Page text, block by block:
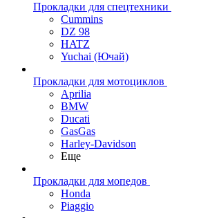
Прокладки для спецтехники
Cummins
DZ 98
HATZ
Yuchai (Ючай)
Прокладки для мотоциклов
Aprilia
BMW
Ducati
GasGas
Harley-Davidson
Еще
Прокладки для мопедов
Honda
Piaggio